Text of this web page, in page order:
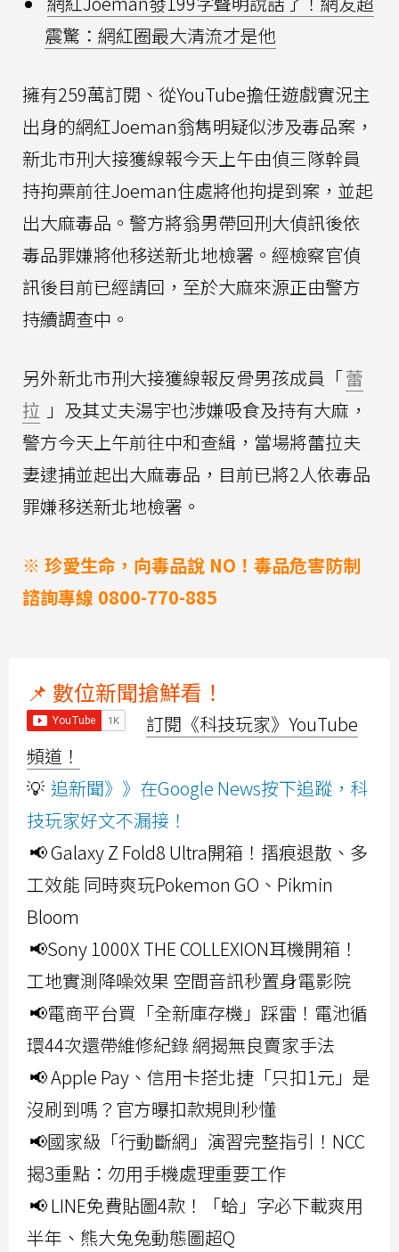
震驚：網紅圈最大清流才是他
擁有259萬訂閱、從YouTube擔任遊戲實況主
出身的網紅Joeman翁雋明疑似涉及毒品案，
新北市刑大接獲線報今天上午由偵三隊幹員
持拘票前往Joeman住處將他拘提到案，並起
出大麻毒品。警方將翁男帶回刑大偵訊後依
毒品罪嫌將他移送新北地檢署。經檢察官偵
訊後目前已經請回，至於大麻來源正由警方
持續調查中。
另外新北市刑大接獲線報反骨男孩成員「蕾
拉 」及其丈夫湯宇也涉嫌吸食及持有大麻，
警方今天上午前往中和查緝，當場將蕾拉夫
妻逮捕並起出大麻毒品，目前已將2人依毒品
罪嫌移送新北地檢署。
※ 珍愛生命，向毒品說 NO！毒品危害防制
諮詢專線 0800-770-885
📌 數位新聞搶鮮看！
訂閱《科技玩家》YouTube
頻道！
💡 追新聞》》在Google News按下追蹤，科
技玩家好文不漏接！
📢 Galaxy Z Fold8 Ultra開箱！摺痕退散、多
工效能 同時爽玩Pokemon GO、Pikmin
Bloom
📢Sony 1000X THE COLLEXION耳機開箱！
工地實測降噪效果 空間音訊秒置身電影院
📢電商平台買「全新庫存機」踩雷！電池循
環44次還帶維修紀錄 網揭無良賣家手法
📢 Apple Pay、信用卡搭北捷「只扣1元」是
沒刷到嗎？官方曝扣款規則秒懂
📢國家級「行動斷網」演習完整指引！NCC
揭3重點：勿用手機處理重要工作
📢 LINE免費貼圖4款！「蛤」字必下載爽用
半年、熊大兔兔動態圖超Q